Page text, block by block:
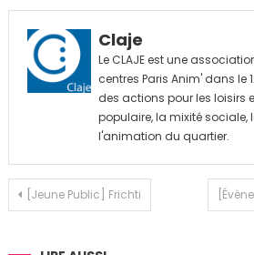
Claje
Le CLAJE est une
centres Paris Anim' dans le
des actions pour les loisirs
populaire, la mixité sociale,
l'animation du quartier.
Navigation
[Jeune Public] Frichti